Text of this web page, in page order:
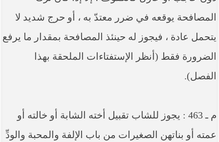
المصافحة يوقعه في ضرر معتدّ به ، أو حرج شديد لا
يتحمل عادة ، فيجوز له حينئذ المصافحة بمقدار ما يرفع
الضرورة فقط (أنظر الإستفتاءات الملحقة بهذا
الفصل).
م ـ 463 : يجوز للشاب تقبيل أخته الشابة أو خالته أو
عمته أو بناتهن الصغيرات من باب الإلفة والمحبة والودِّ